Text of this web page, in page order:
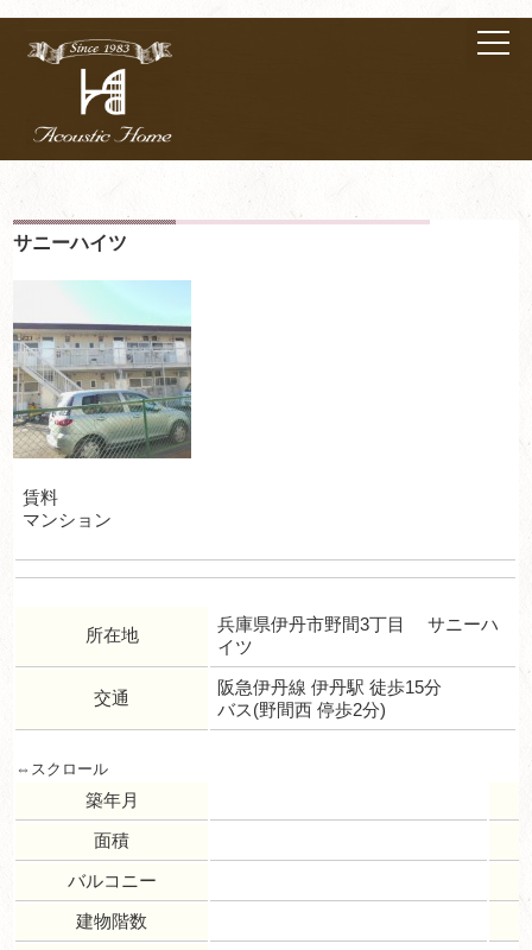
サニーハイツ
賃料
マンション
所在地
兵庫県伊丹市野間3丁目 サニーハ
イツ
交通
阪急伊丹線 伊丹駅 徒歩15分
バス(野間西 停歩2分)
築年月
面積
バルコニー
建物階数